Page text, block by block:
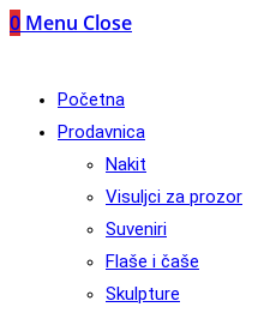
0 Menu Close
Početna
Prodavnica
Nakit
Visuljci za prozor
Suveniri
Flaše i čaše
Skulpture